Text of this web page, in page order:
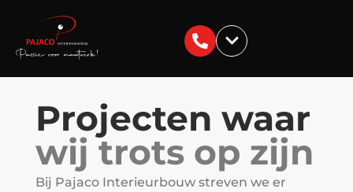
Projecten waar
wij trots op zijn
Bij Pajaco Interieurbouw streven we er